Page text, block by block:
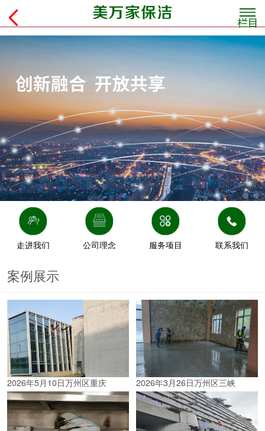
走进我们 公司理念 服务项目 联系我们
案例展示
2026年5月10日万州区重庆 2026年3月26日万州区三峡